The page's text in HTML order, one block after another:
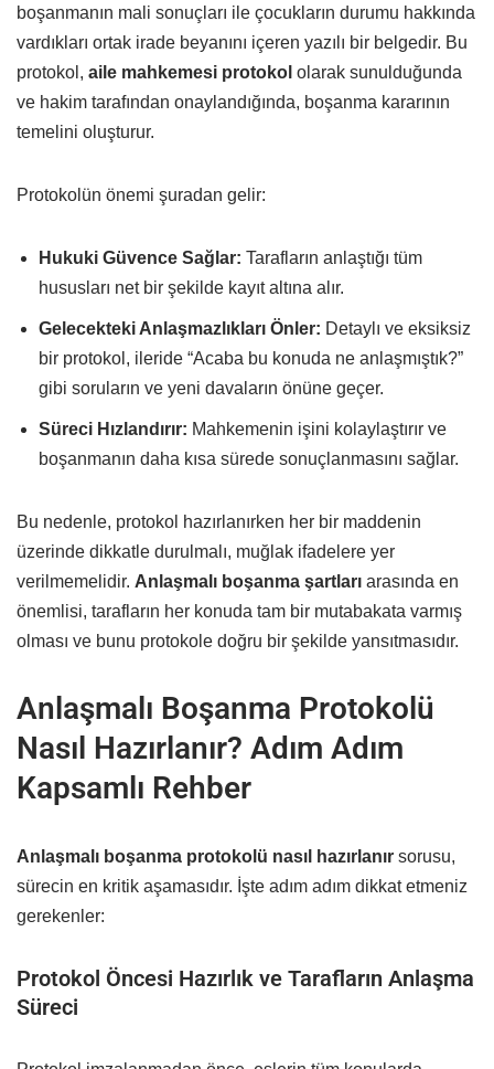
boşanmanın mali sonuçları ile çocukların durumu hakkında
vardıkları ortak irade beyanını içeren yazılı bir belgedir. Bu
protokol, aile mahkemesi protokol olarak sunulduğunda
ve hakim tarafından onaylandığında, boşanma kararının
temelini oluşturur.
Protokolün önemi şuradan gelir:
Hukuki Güvence Sağlar: Tarafların anlaştığı tüm
hususları net bir şekilde kayıt altına alır.
Gelecekteki Anlaşmazlıkları Önler: Detaylı ve eksiksiz
bir protokol, ileride “Acaba bu konuda ne anlaşmıştık?”
gibi soruların ve yeni davaların önüne geçer.
Süreci Hızlandırır: Mahkemenin işini kolaylaştırır ve
boşanmanın daha kısa sürede sonuçlanmasını sağlar.
Bu nedenle, protokol hazırlanırken her bir maddenin
üzerinde dikkatle durulmalı, muğlak ifadelere yer
verilmemelidir. Anlaşmalı boşanma şartları arasında en
önemlisi, tarafların her konuda tam bir mutabakata varmış
olması ve bunu protokole doğru bir şekilde yansıtmasıdır.
Anlaşmalı Boşanma Protokolü
Nasıl Hazırlanır? Adım Adım
Kapsamlı Rehber
Anlaşmalı boşanma protokolü nasıl hazırlanır sorusu,
sürecin en kritik aşamasıdır. İşte adım adım dikkat etmeniz
gerekenler:
Protokol Öncesi Hazırlık ve Tarafların Anlaşma
Süreci